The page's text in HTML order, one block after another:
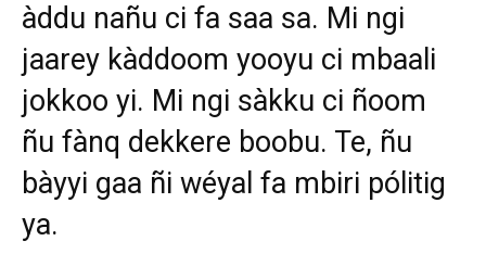
àddu nañu ci fa saa sa. Mi ngi
jaarey kàddoom yooyu ci mbaali
jokkoo yi. Mi ngi sàkku ci ñoom
ñu fànq dekkere boobu. Te, ñu
bàyyi gaa ñi wéyal fa mbiri pólitig
ya.